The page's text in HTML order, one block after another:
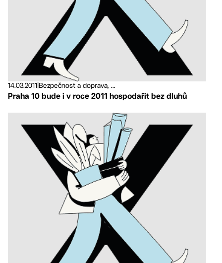
14.03.2011|Bezpečnost a doprava, ...
Praha 10 bude i v roce 2011 hospodařit bez dluhů